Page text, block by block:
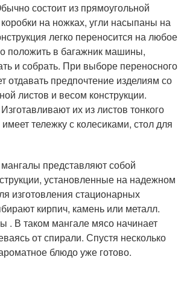
состоит из прямоугольной
на ножках, угли насыпаны на
легко переносится на любое
положить в багажник машины,
и собрать. При выборе переносного
отдавать предпочтение изделиям со
листов и весом конструкции.
их из листов тонкого
тележку с колесиками, стол для
представляют собой
установленные на надежном
изготовления стационарных
кирпич, камень или металл.
. В таком мангале мясо начинает
от спирали. Спустя несколько
блюдо уже готово.